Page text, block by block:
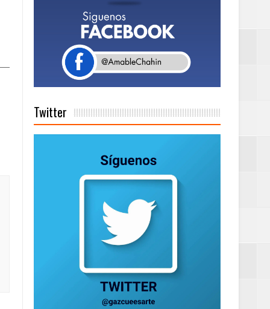
perspectiva
Twitter